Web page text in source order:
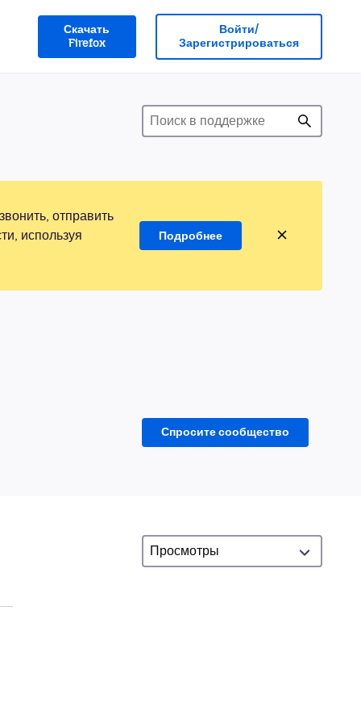
Скачать
Firefox
Войти/
Зарегистрироваться
отправить
используя
Подробнее
Спросите сообщество